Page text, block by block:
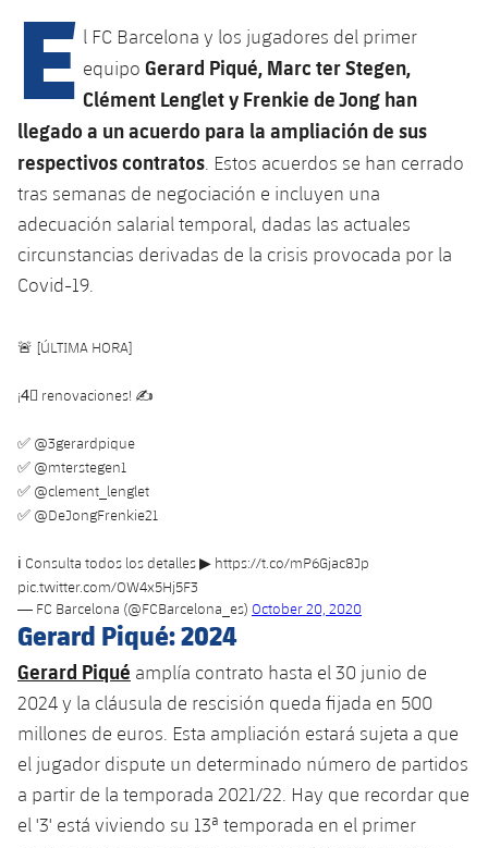
plusicon
más
Instalaciones
Spotify Camp Nou
Palau Blaugrana
La Masia
plusicon
más
Servicios
Servicios Médicos
Accesibilidad
plusicon
más
Acreditaciones
Instalaciones
SUB13
SUB12
SUB11 A
SUB11 B
SUB10 A
SUB8 A
SUB13 B
SUB12 C
SUB11 C
Entradas
Gameday Shows
Resultados
Clasificación
Jugadores
Palmarés
Barça Atlètic
Cadete A
Cadete B
Infantil A
Mini
PLUSICON
MÁS
Primer Equipo
plusicon
más
Actualidad
Calendario
Entradas
Resultados
Clasificaciones
Jugadores
Fotos
Historia
Palmarés
Barça Atlètic
plusicon
más
Actualidad
Calendario
Resultados
Clasificaciones
Jugadores
Fotos
Base
plusicon
más
Juvenil
Cadete B
Infantil A
Infantil B
Calendario
Entradas
Resultados
Clasificaciones
Jugadors
Fotos
Palmarés
plusicon
más
Actualidad
Resultados
Jugadores
Clasificaciones
Base
plusicon
más
Juvenil
Cadete
Infantil
Alevín
PLUSICON
MÁS
Primer equipo
plusicon
más
Actualidad
Calendario
Entradas
plusicon
más
Actualidad
Calendario
plusicon
más
Actualidad
Campus Verano
E l FC Barcelona y los jugadores del primer
equipo Gerard Piqué, Marc ter Stegen,
Clément Lenglet y Frenkie de Jong han
llegado a un acuerdo para la ampliación de sus
respectivos contratos . Estos acuerdos se han cerrado
tras semanas de negociación e incluyen una
adecuación salarial temporal, dadas las actuales
circunstancias derivadas de la crisis provocada por la
Covid-19.
🚨 [ÚLTIMA HORA]
¡4⃣ renovaciones! ✍
✅ @3gerardpique
✅ @mterstegen1
✅ @clement_lenglet
✅ @DeJongFrenkie21
ℹ Consulta todos los detalles ▶ ️ https://t.co/mP6Gjac8Jp
pic.twitter.com/OW4x5Hj5F3
— FC Barcelona (@FCBarcelona_es) October 20, 2020
Gerard Piqué: 2024
Gerard Piqué amplía contrato hasta el 30 junio de
2024 y la cláusula de rescisión queda fijada en 500
millones de euros. Esta ampliación estará sujeta a que
el jugador dispute un determinado número de partidos
a partir de la temporada 2021/22. Hay que recordar que
el '3' está viviendo su 13ª temporada en el primer